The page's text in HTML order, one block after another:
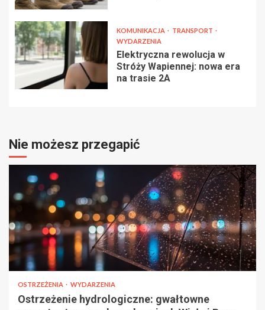
KOMUNIKACJA
TRANSPORT
WYDARZENIA
Elektryczna rewolucja w
Stróży Wapiennej: nowa era
na trasie 2A
Nie możesz przegapić
OSTRZEŻENIA WYDARZENIA
Ostrzeżenie hydrologiczne: gwałtowne